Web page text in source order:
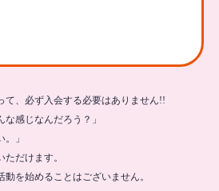
て、必ず入会する必要はありません!!
な感じなんだろう？」
」
だけます。
を始めることはございません。